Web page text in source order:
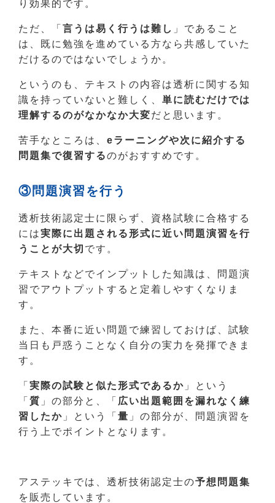
り効果的です。
ただ、「 言うは易く行うは難し 」であること
は、既に勉強を進めている方なら共感していた
だけるのではないでしょうか。
というのも、テキストの内容は透析に関する知
識を持っていないと難しく、 単に読むだけでは
理解するのがなかなか大変だと思います。
苦手なところは、 eラーニングや次に紹介する
問題集で復習するのがおすすめです。
③問題演習を行う
透析技術認定士に限らず、資格試験に合格する
には実際に出題される形式に近い問題演習を行
うことが大切 です。
テキストなどでインプットした知識は、問題演
習でアウトプットすると定着しやすくなりま
す。
また、本番に近い問題で練習しておけば、試験
当日も戸惑うことなく自分の実力を発揮できま
す。
「 実際の試験と似た形式であるか 」という
「 質 」の部分と、「 広い出題範囲を漏れなく練
習したか 」という「 量 」の部分が、問題演習を
行う上でポイントとなります。
アステッキでは、透析技術認定士の予想問題集
を販売しています。